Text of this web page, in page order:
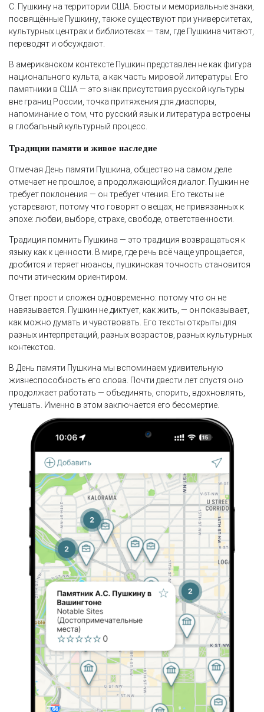
С. Пушкину на территории США. Бюсты и мемориальные знаки,
посвящённые Пушкину, также существуют при университетах,
культурных центрах и библиотеках — там, где Пушкина читают,
переводят и обсуждают.
В американском контексте Пушкин представлен не как фигура
национального культа, а как часть мировой литературы. Его
памятники в США — это знак присутствия русской культуры
вне границ России, точка притяжения для диаспоры,
напоминание о том, что русский язык и литература встроены
в глобальный культурный процесс.
Традиции памяти и живое наследие
Отмечая День памяти Пушкина, общество на самом деле
отмечает не прошлое, а продолжающийся диалог. Пушкин не
требует поклонения — он требует чтения. Его тексты не
устаревают, потому что говорят о вещах, не привязанных к
эпохе: любви, выборе, страхе, свободе, ответственности.
Традиция помнить Пушкина — это традиция возвращаться к
языку как к ценности. В мире, где речь всё чаще упрощается,
дробится и теряет нюансы, пушкинская точность становится
почти этическим ориентиром.
Ответ прост и сложен одновременно: потому что он не
навязывается. Пушкин не диктует, как жить, — он показывает,
как можно думать и чувствовать. Его тексты открыты для
разных интерпретаций, разных возрастов, разных культурных
контекстов.
В День памяти Пушкина мы вспоминаем удивительную
жизнеспособность его слова. Почти двести лет спустя оно
продолжает работать — объединять, спорить, вдохновлять,
утешать. Именно в этом заключается его бессмертие.